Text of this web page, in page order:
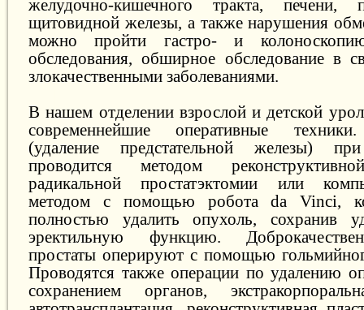
желудочно-кишечного тракта, печени,
щитовидной железы, а также нарушения
можно пройти гастро- и колоноскопию,
обследования, обширное обследование в
злокачественными заболеваниями.
В нашем отделении взрослой и детской
современнейшие оперативные
(удаление предстательной железы)
проводится методом
радикальной простатэктомии или
методом с помощью робота da Vinci,
полностью удалить опухоль, сохранив
эректильную функцию.
простаты оперируют с помощью
Проводятся также операции по удалению
сохранением органов,